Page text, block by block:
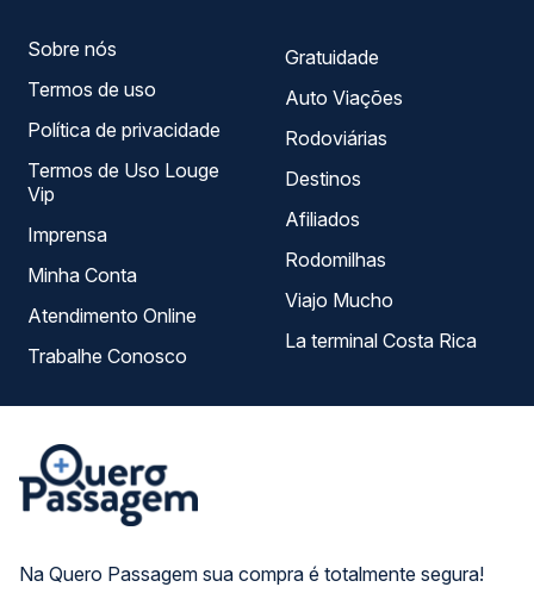
Na Quero Passagem sua compra é totalmente segura!
Sobre nós
Termos de uso
Política de privacidade
Termos de Uso Louge
Vip
Imprensa
Minha Conta
Atendimento Online
Trabalhe Conosco
Gratuidade
Auto Viações
Rodoviárias
Destinos
Afiliados
Rodomilhas
Viajo Mucho
La terminal Costa Rica